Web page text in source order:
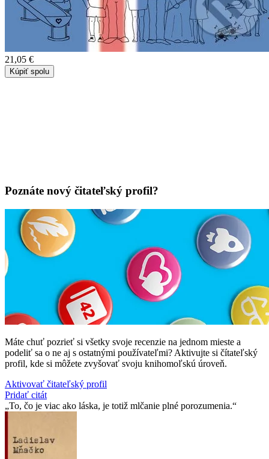
21,05 €
Kúpiť spolu
Poznáte nový čitateľský profil?
Máte chuť pozrieť si všetky svoje recenzie na jednom mieste a
podeliť sa o ne aj s ostatnými používateľmi? Aktivujte si čítateľský
profil, kde si môžete zvyšovať svoju knihomoľskú úroveň.
Aktivovať čitateľský profil
Pridať citát
To, čo je viac ako láska, je totiž mlčanie plné porozumenia.